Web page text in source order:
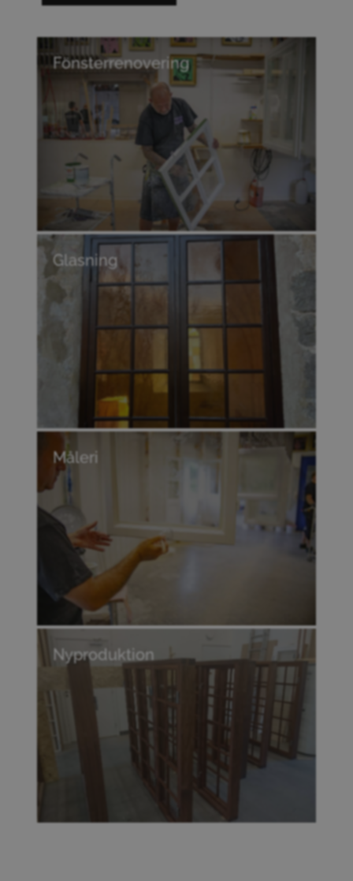
Fönsterrenovering
Återställ dina fönster med precision och
kärlek.
Vi bevarar husets charm och sparar både
energi och pengar.
Glasning
Nya glas eller reparation – vi fixar det.
Moderna lösningar med traditionellt hantverk.
Måleri
Professionellt måleri för ett hållbart resultat.
Invändigt och utvändigt – alltid med fokus på
detaljer.
Nyproduktion
Fönster från grunden, skräddarsydda efter
dina behov.
Vi levererar kvalitet, hållbarhet och perfekt